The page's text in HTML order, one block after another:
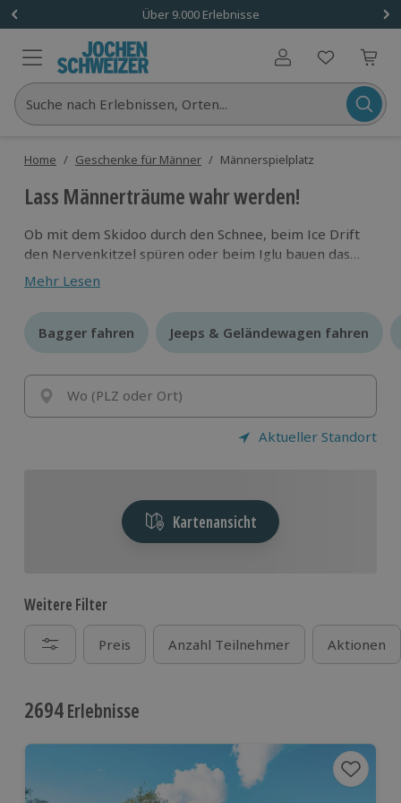
Über 9.000 Erlebnisse
Benutzerkonto
Suche nach Erlebnissen, Orten...
Home / Geschenke für Männer / Männerspielplatz
Lass Männerträume wahr werden!
Ob mit dem Skidoo durch den Schnee, beim Ice Drift
den Nervenkitzel spüren oder beim Iglu bauen das
Abenteuer leben – der Winter ruft zum
Männerspielplatz. Schenke unvergessliche Erlebnisse
Mehr Lesen
Bagger fahren
Bagger fahren Jeeps & Geländewagen fahren
Jeeps & Geländewagen fahren
Wo (PLZ oder Ort)
Aktueller Standort
Kartenansicht
Weitere Filter
Preis Anzahl Teilnehmer Aktionen
2694Erlebnisse